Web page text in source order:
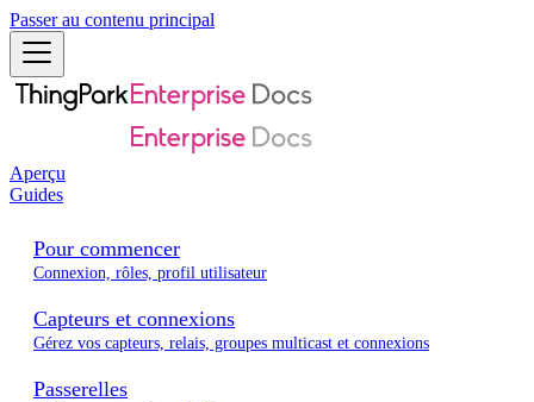
Passer au contenu principal
Aperçu
Guides
Pour commencer
Connexion, rôles, profil utilisateur
Capteurs et connexions
Gérez vos capteurs, relais, groupes multicast et connexions
Passerelles